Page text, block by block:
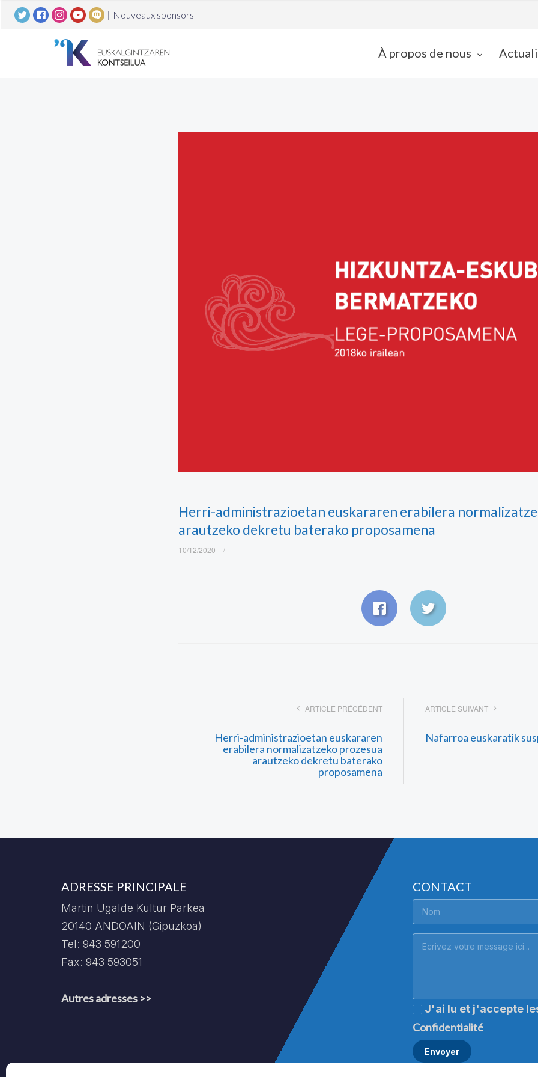
| Nouveaux sponsors
À propos de nous
Herri-administrazioetan euskararen erabilera
arautzeko dekretu baterako proposamena
10/12/2020
ARTICLE PRÉCÉDENT
Herri-administrazioetan euskararen
erabilera normalizatzeko prozesua
arautzeko dekretu baterako
proposamena
ARTICLE SUIVANT
Nafarroa euskaratik
ADRESSE PRINCIPALE
Martin Ugalde Kultur Parkea
20140 ANDOAIN (Gipuzkoa)
Tel: 943 591200
Fax: 943 593051
Autres adresses >>
CONTACT
J'ai lu et j'accepte
Confidentialité